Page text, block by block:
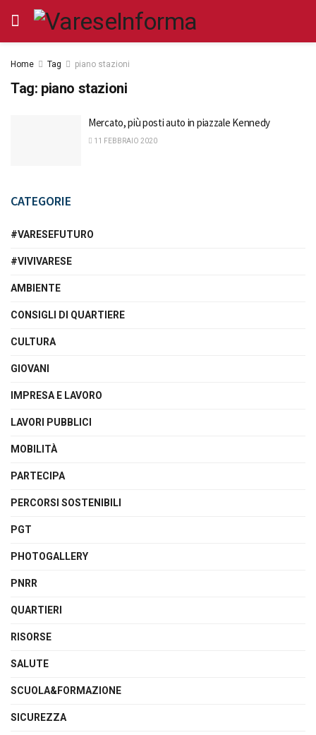
Home Tag piano stazioni
Tag: piano stazioni
Mercato, più posti auto in piazzale Kennedy
11 FEBBRAIO 2020
CATEGORIE
#VARESEFUTURO
#VIVIVARESE
AMBIENTE
CONSIGLI DI QUARTIERE
CULTURA
GIOVANI
IMPRESA E LAVORO
LAVORI PUBBLICI
MOBILITÀ
PARTECIPA
PERCORSI SOSTENIBILI
PGT
PHOTOGALLERY
PNRR
QUARTIERI
RISORSE
SALUTE
SCUOLA&FORMAZIONE
SICUREZZA